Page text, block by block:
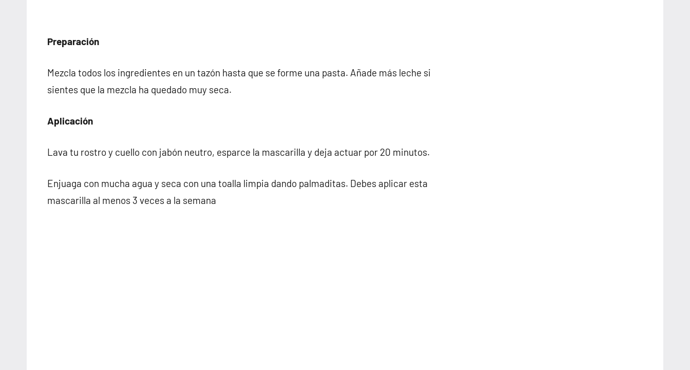
Preparación
Mezcla todos los ingredientes en un tazón hasta que se forme una pasta. Añade más leche si
sientes que la mezcla ha quedado muy seca.
Aplicación
Lava tu rostro y cuello con jabón neutro, esparce la mascarilla y deja actuar por 20 minutos.
Enjuaga con mucha agua y seca con una toalla limpia dando palmaditas. Debes aplicar esta
mascarilla al menos 3 veces a la semana